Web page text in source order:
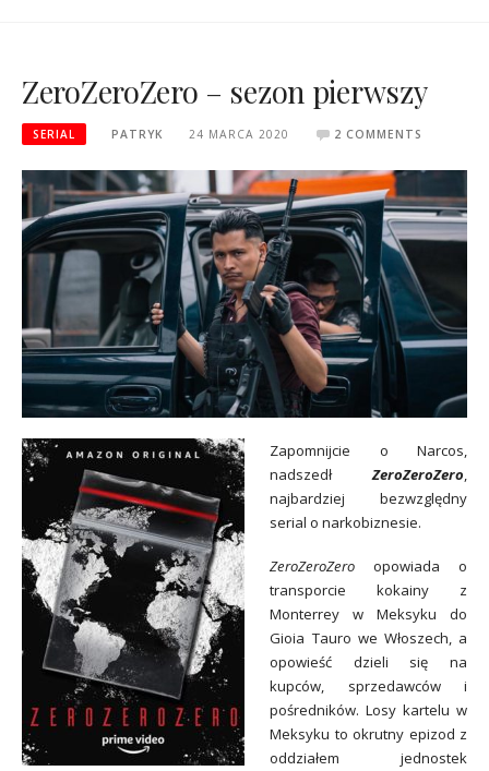
ZeroZeroZero – sezon pierwszy
SERIAL PATRYK 24 MARCA 2020 2 COMMENTS
Zapomnijcie o Narcos,
nadszedłZeroZeroZero,
najbardziej bezwzględny
serial o narkobiznesie.
ZeroZeroZero opowiada o
transporcie kokainy z
Monterrey w Meksyku do
Gioia Tauro we Włoszech, a
opowieść dzieli się na
kupców, sprzedawców i
pośredników. Losy kartelu w
Meksyku to okrutny epizod z
oddziałem jednostek